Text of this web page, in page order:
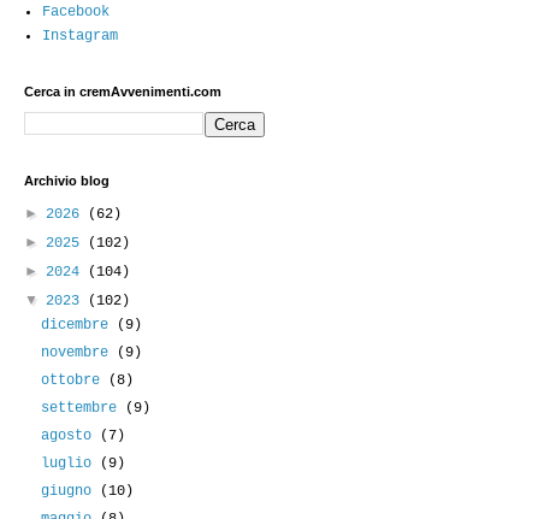
Facebook
Instagram
Cerca in cremAvvenimenti.com
Archivio blog
► 2026
(62)
► 2025
(102)
► 2024
(104)
▼ 2023
(102)
dicembre
(9)
novembre
(9)
ottobre
(8)
settembre
(9)
agosto
(7)
luglio
(9)
giugno
(10)